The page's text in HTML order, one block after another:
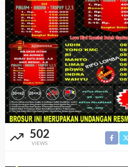
502
VIEWS